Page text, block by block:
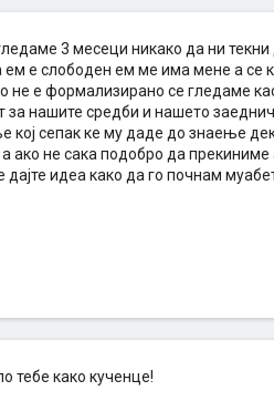
3 месеци никако да ни текни
ем е слободен ем ме има мене а се
е формализирано се гледаме
за нашите средби и нашето
сепак ке му даде до знаење
не сака подобро да прекиниме
идеа како да го почнам
тебе како кученце!